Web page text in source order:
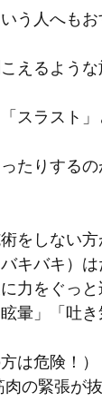
う人へもお
えるよう
スラスト
たりする
をしない
キバキ）は
力をぐっと
暈」「吐
は危険！）
肉の緊張が